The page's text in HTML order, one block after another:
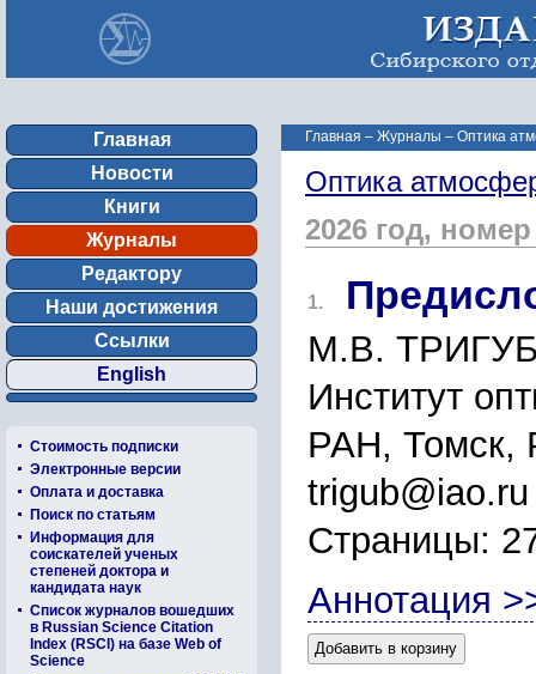
Главная
Новости
Книги
Журналы
Редактору
Наши достижения
Ссылки
English
Стоимость подписки
Электронные версии
Оплата и доставка
Поиск по статьям
Информация для
соискателей ученых
степеней доктора и
кандидата наук
Список журналов вошедших
в Russian Science Citation
Index (RSCI) на базе Web of
Science
Главная – Журналы – Оптика
Оптика
2026 год,
1.
М.В.
Институт
РАН, Томск,
trigub@iao.ru
Страницы:
Аннотация
Добавить в корзину